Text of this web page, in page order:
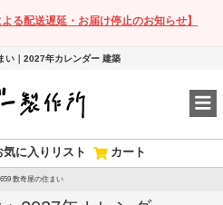
る配送遅延・お届け停止のお知らせ】
い｜2027年カレンダー 建築
気に入りリスト カート
数奇屋の住まい